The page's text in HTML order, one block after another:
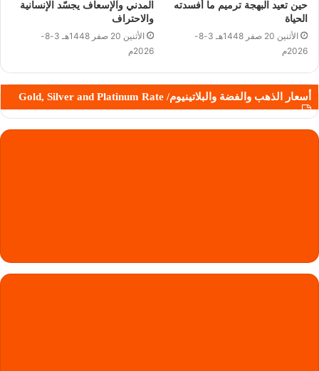
حين تعيد البهجة ترميم ما أفسدته
الحياة
الأثنين 20 صفر 1448هـ 3-8-
2026م
المدني والإسعاف يجسّد الإنسانية
والاحتراف
الأثنين 20 صفر 1448هـ 3-8-
2026م
أسعار الذهب والفضة والبلاتينيوم/ Gold, Silver and Platinum Rate